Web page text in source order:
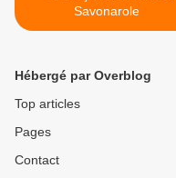
Savonarole
Hébergé par Overblog
Top articles
Pages
Contact